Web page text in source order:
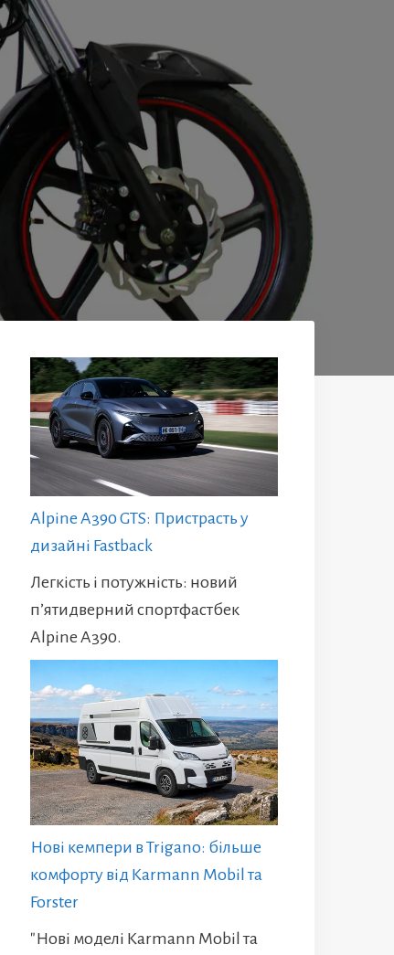
Alpine A390 GTS: Пристрасть у
дизайні Fastback
Легкість і потужність: новий
п’ятидверний спортфастбек
Alpine A390.
Нові кемпери в Trigano: більше
комфорту від Karmann Mobil та
Forster
"Нові моделі Karmann Mobil та